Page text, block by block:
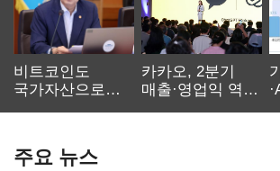
비트코인도
국가자산으로…'
카카오, 2분기
매출·영업익 역대
주요 뉴스